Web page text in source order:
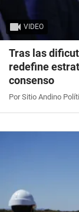
VIDEO
Tras las
redefine
consenso
Por Sitio Andino